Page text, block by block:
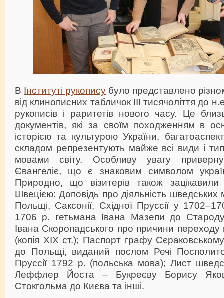
В Інституті рукопису було представлено
від клинописних табличок III тисячоліття до
рукописів і раритетів нового часу. Це
документів, які за своїм походженням в
історією та культурою України,
складом репрезентують майже всі види і
мовами світу. Особливу увагу
Євангеліє, що є знаковим символом
Природно, що візитерів також зацікавили
Швецією: Доповідь про діяльність шведських
Польщі, Саксонії, Східної Пруссії у
1706 р. гетьмана Івана Мазепи до
Івана Скоропадського про причини переходу
(копія ХІХ ст.); Паспорт графу
до Польщі, виданий послом Речі
Пруссії 1792 р. (польська мова); Лист
Леффлер Йоста – Букреєву Борису
Стокгольма до Києва та інші.